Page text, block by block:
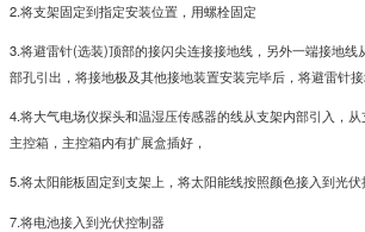
2.将支架固定到指定安装位置，用螺栓固定
3.将避雷针(选装)顶部的接闪尖连接接地线，另外一端接地线
部孔引出，将接地极及其他接地装置安装完毕后，将避雷针
4.将大气电场仪探头和温湿压传感器的线从支架内部引入，
主控箱，主控箱内有扩展盒插好，
5.将太阳能板固定到支架上，将太阳能线按照颜色接入到光
7.将电池接入到光伏控制器